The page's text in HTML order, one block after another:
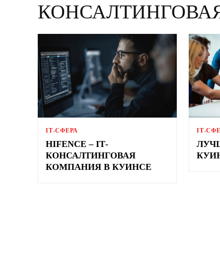
ІТ-СФЕРА
HIFENCE – ІТ-
КОНСАЛТИНГОВАЯ
КОМПАНИЯ В КУИНСЕ
ІТ-